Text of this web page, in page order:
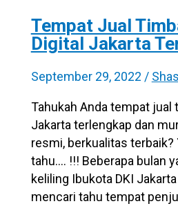
Tempat Jual
Digital Jakarta
September 29, 2022 /
Tahukah Anda tempat jual
Jakarta terlengkap dan
resmi, berkualitas terbaik?
tahu…. !!! Beberapa bulan
keliling Ibukota DKI
mencari tahu tempat